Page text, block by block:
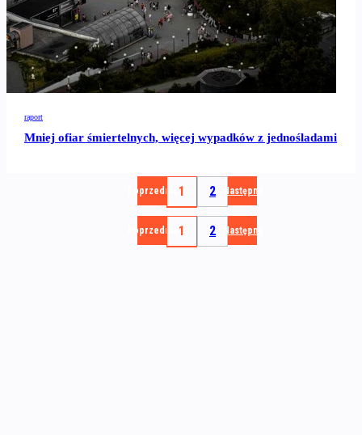
raport
Mniej ofiar śmiertelnych, więcej wypadków z jednośladami
Poprzednia 1 2 Następna
Poprzednia 1 2 Następna